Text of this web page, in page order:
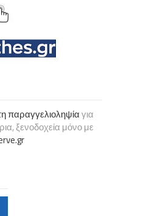
παραγγελιοληψίαγια
ξενοδοχεία μόνο με